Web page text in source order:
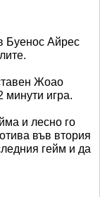
Буенос Айрес
Жоао
минути игра.
и лесно го
във втория
гейм и да